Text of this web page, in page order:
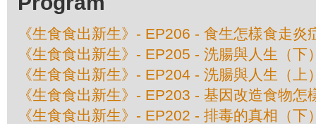
《生食食出新生》- EP206 - 食生怎樣食走炎
《生食食出新生》- EP205 - 洗腸與人生（下
《生食食出新生》- EP204 - 洗腸與人生（上
《生食食出新生》- EP203 - 基因改造食物怎
《生食食出新生》- EP202 - 排毒的真相（下